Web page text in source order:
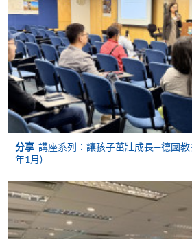
如以劃線支票或銀行本票繳付，抬
學專業進修學院」。支票背面請寫
人姓名。 閣下可：
親臨學院各報名中心遞交劃線支
證明文件；
或可將上述文件一併寄交各報名
「報讀課程」，惟學院對郵遞失
人資料概不負責。
3. VISA / Mastercard
申請人可親臨學院任何一所報名中
Mastercard（包括「香港大學專業
分享 講座系列：讓孩子茁壯成長—德國
年1月)